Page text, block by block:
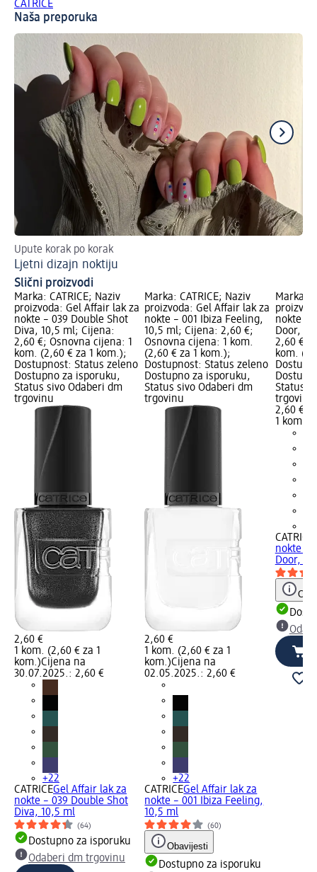
CATRICE
Naša preporuka
Upute korak po korak
Ljetni dizajn noktiju
Slični proizvodi
Marka: CATRICE; Naziv
proizvoda: Gel Affair lak za
nokte – 039 Double Shot
Diva, 10,5 ml; Cijena:
2,60 €; Osnovna cijena: 1
kom. (2,60 € za 1 kom.);
Dostupnost: Status zeleno
Dostupno za isporuku,
Status sivo Odaberi dm
trgovinu
2,60 €
1 kom. (2,60 € za 1
kom.)Cijena na
30.07.2025.: 2,60 €
+22
CATRICEGel Affair lak za
nokte – 039 Double Shot
Diva, 10,5 ml
(64)
Dostupno za isporuku
Odaberi dm trgovinu
Marka: CATRICE; Naziv
proizvoda: Gel Affair lak za
nokte – 001 Ibiza Feeling,
10,5 ml; Cijena: 2,60 €;
Osnovna cijena: 1 kom.
(2,60 € za 1 kom.);
Dostupnost: Status zeleno
Dostupno za isporuku,
Status sivo Odaberi dm
trgovinu
2,60 €
1 kom. (2,60 € za 1
kom.)Cijena na
02.05.2025.: 2,60 €
+22
CATRICEGel Affair lak za
nokte – 001 Ibiza Feeling,
10,5 ml
(60)
Obavijesti
Dostupno za isporuku
Marka:
nokte –
Door,
2,60 €;
kom.
Status
trgovinu
2,60 €
1 kom.
CATRICE
nokte –
Door,